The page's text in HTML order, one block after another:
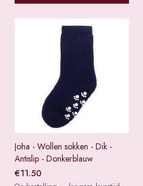
Joha - Wollen sokken - Dik -
Antislip - Donkerblauw
€11.50